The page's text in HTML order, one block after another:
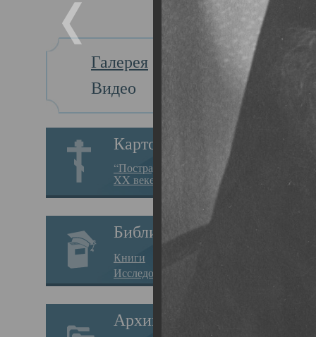
Галерея
Видео
Картотека
“Пострадавшие за веру в
XX веке на Севере”
Библиотека
Книги
Исследования
Архив
Главная